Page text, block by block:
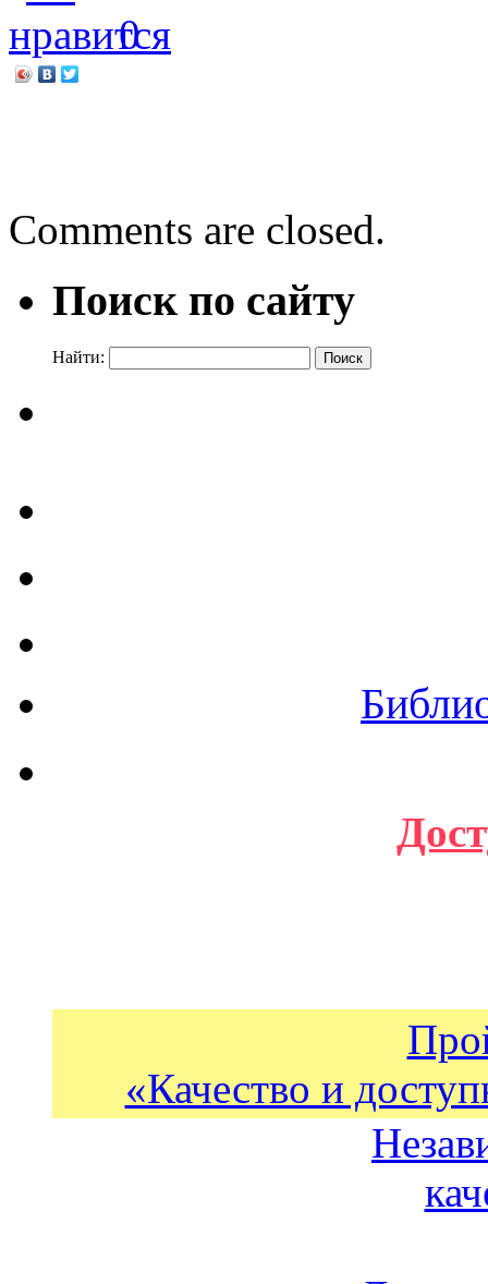
0
Comments are closed.
Поиск по сайту
Найти:
«Качество и